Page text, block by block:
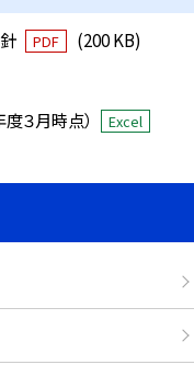
PDF
(200 KB)
３月時点） Excel